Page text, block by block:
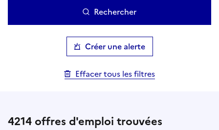
Rechercher
Créer une alerte
Effacer tous les filtres
4214 offres d'emploi trouvées